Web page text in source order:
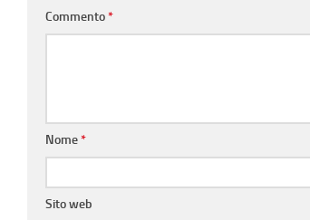
Commento*
Nome*
Sito web